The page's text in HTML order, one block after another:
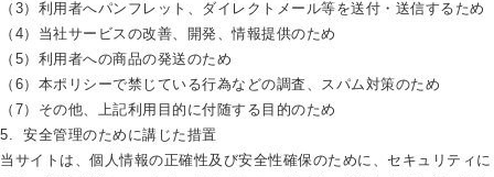
（3）利用者へパンフレット、ダイレクトメール等を送付・送信するため
（4）当社サービスの改善、開発、情報提供のため
（5）利用者への商品の発送のため
（6）本ポリシーで禁じている行為などの調査、スパム対策のため
（7）その他、上記利用目的に付随する目的のため
5. 安全管理のために講じた措置
当サイトは、個人情報の正確性及び安全性確保のために、セキュリティに